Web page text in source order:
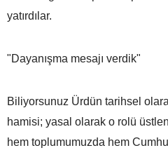
yatırdılar.
"Dayanışma mesajı verdik"
Biliyorsunuz Ürdün tarihsel
hamisi; yasal olarak o rolü
hem toplumumuzda hem